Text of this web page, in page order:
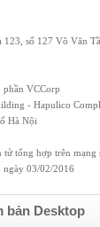
123, số 127 Võ Văn
VCCorp
- Hapulico
Hà Nội
tổng hợp trên
03/02/2016
bản Desktop